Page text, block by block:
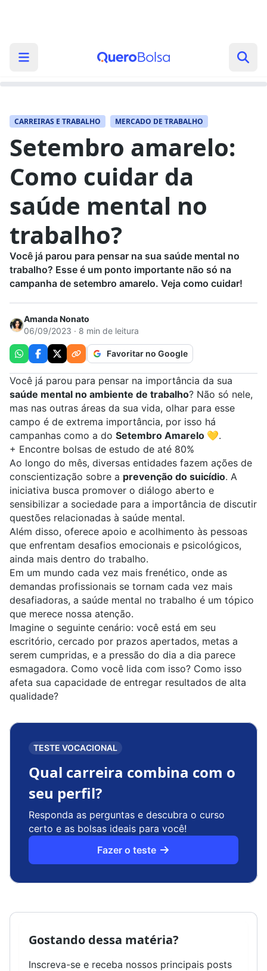
CARREIRAS E TRABALHO MERCADO DE TRABALHO
Setembro amarelo:
Como cuidar da
saúde mental no
trabalho?
Você já parou para pensar na sua saúde mental no
trabalho? Esse é um ponto importante não só na
campanha de setembro amarelo. Veja como cuidar!
Amanda Nonato
06/09/2023 · 8 min de leitura
Favoritar no Google
Você já parou para pensar na importância da sua
saúde mental no ambiente de trabalho? Não só nele,
mas nas outras áreas da sua vida, olhar para esse
campo é de extrema importância, por isso há
campanhas como a do Setembro Amarelo 💛.
+ Encontre bolsas de estudo de até 80%
Ao longo do mês, diversas entidades fazem ações de
conscientização sobre a prevenção do suicídio. A
iniciativa busca promover o diálogo aberto e
sensibilizar a sociedade para a importância de discutir
questões relacionadas à saúde mental.
Além disso, oferece apoio e acolhimento às pessoas
que enfrentam desafios emocionais e psicológicos,
ainda mais dentro do trabalho.
Em um mundo cada vez mais frenético, onde as
demandas profissionais se tornam cada vez mais
desafiadoras, a saúde mental no trabalho é um tópico
que merece nossa atenção.
Imagine o seguinte cenário: você está em seu
escritório, cercado por prazos apertados, metas a
serem cumpridas, e a pressão do dia a dia parece
esmagadora. Como você lida com isso? Como isso
afeta sua capacidade de entregar resultados de alta
qualidade?
TESTE VOCACIONAL
Qual carreira combina com o
seu perfil?
Responda as perguntas e descubra o curso
certo e as bolsas ideais para você!
Fazer o teste
Gostando dessa matéria?
Inscreva-se e receba nossos principais posts